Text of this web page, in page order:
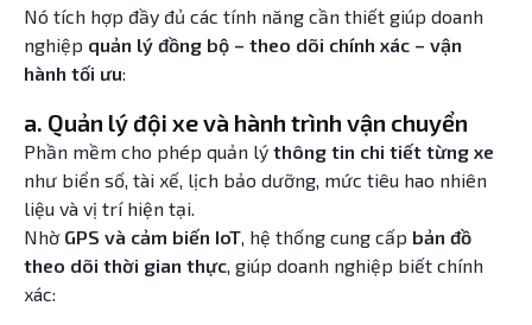
Nó tích hợp đầy đủ các tính năng cần thiết giúp doanh
nghiệp quản lý đồng bộ – theo dõi chính xác – vận
hành tối ưu:
a. Quản lý đội xe và hành trình vận chuyển
Phần mềm cho phép quản lý thông tin chi tiết từng xe
như biển số, tài xế, lịch bảo dưỡng, mức tiêu hao nhiên
liệu và vị trí hiện tại.
Nhờ GPS và cảm biến IoT, hệ thống cung cấp bản đồ
theo dõi thời gian thực, giúp doanh nghiệp biết chính
xác: